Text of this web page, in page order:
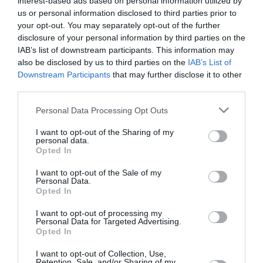
us or personal information disclosed to third parties prior to
your opt-out. You may separately opt-out of the further
disclosure of your personal information by third parties on the
IAB’s list of downstream participants. This information may
also be disclosed by us to third parties on the IAB’s List of
Downstream Participants that may further disclose it to other
Personal Data Processing Opt Outs
I want to opt-out of the Sharing of my
personal data.
Opted In
I want to opt-out of the Sale of my
Personal Data.
Opted In
I want to opt-out of processing my
Personal Data for Targeted Advertising.
Opted In
I want to opt-out of Collection, Use,
Newsletter
Κάθε βδομάδα στο e-mail σας τα τελευταία νέα για
την Τέχνη και τον Πολιτισμό!
Ακολουθήστε το Culturenow.gr
Σχετικά Άρθρα